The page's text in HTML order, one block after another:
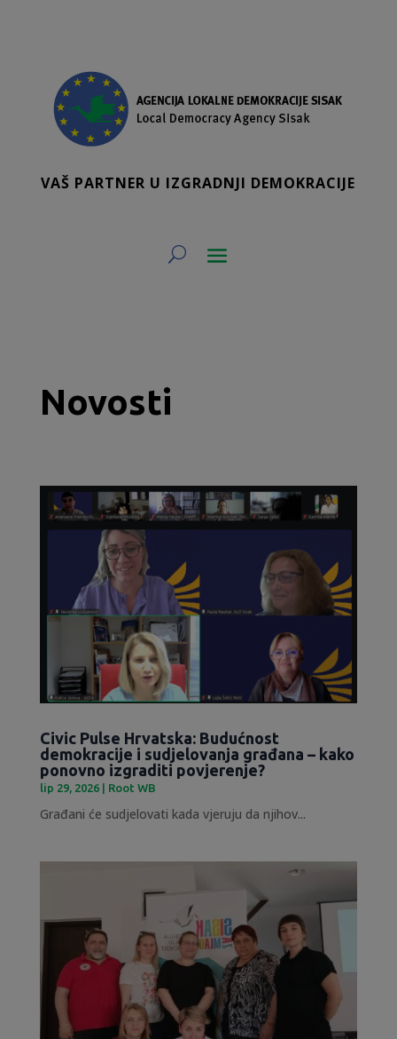
VAŠ PARTNER U IZGRADNJI DEMOKRACIJE
Novosti
Civic Pulse Hrvatska: Budućnost
demokracije i sudjelovanja građana – kako
ponovno izgraditi povjerenje?
lip 29, 2026| Root WB
Građani će sudjelovati kada vjeruju da njihov...